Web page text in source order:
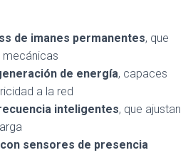
de imanes permanentes, que
mecánicas
de energía, capaces
a la red
inteligentes, que ajustan
con sensores de presencia